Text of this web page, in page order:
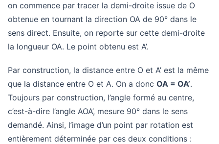
on commence par tracer la demi-droite issue de O
obtenue en tournant la direction OA de 90° dans le
sens direct. Ensuite, on reporte sur cette demi-droite
la longueur OA. Le point obtenu est A’.
Par construction, la distance entre O et A’ est la même
que la distance entre O et A. On a donc OA = OA’.
Toujours par construction, l’angle formé au centre,
c’est-à-dire l’angle AOA’, mesure 90° dans le sens
demandé. Ainsi, l’image d’un point par rotation est
entièrement déterminée par ces deux conditions :